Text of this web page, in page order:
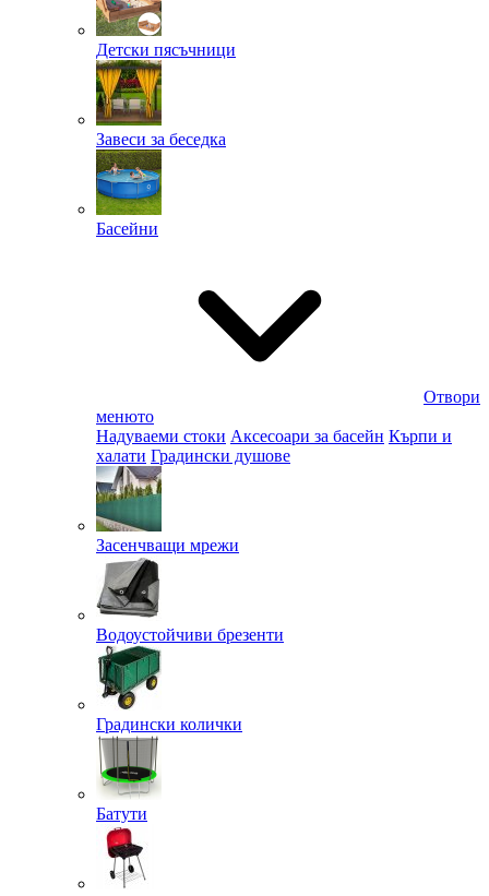
Детски пясъчници
Завеси за беседка
Басейни
Отвори
менюто
Надуваеми стоки Аксесоари за басейн Кърпи и
халати Градински душове
Засенчващи мрежи
Водоустойчиви брезенти
Градински колички
Батути